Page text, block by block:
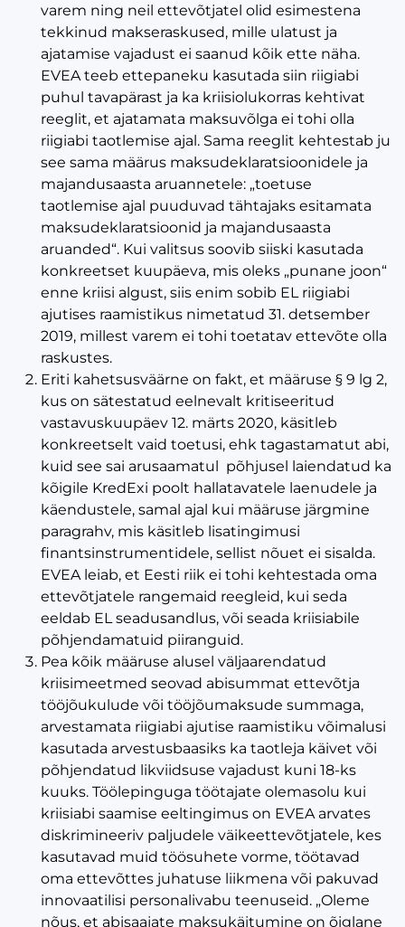
varem ning neil ettevõtjatel olid esimestena
tekkinud makseraskused, mille ulatust ja
ajatamise vajadust ei saanud kõik ette näha.
EVEA teeb ettepaneku kasutada siin riigiabi
puhul tavapärast ja ka kriisiolukorras kehtivat
reeglit, et ajatamata maksuvõlga ei tohi olla
riigiabi taotlemise ajal. Sama reeglit kehtestab ju
see sama määrus maksudeklaratsioonidele ja
majandusaasta aruannetele: „toetuse
taotlemise ajal puuduvad tähtajaks esitamata
maksudeklaratsioonid ja majandusaasta
aruanded“. Kui valitsus soovib siiski kasutada
konkreetset kuupäeva, mis oleks „punane joon“
enne kriisi algust, siis enim sobib EL riigiabi
ajutises raamistikus nimetatud 31. detsember
2019, millest varem ei tohi toetatav ettevõte olla
raskustes.
Eriti kahetsusväärne on fakt, et määruse § 9 lg 2,
kus on sätestatud eelnevalt kritiseeritud
vastavuskuupäev 12. märts 2020, käsitleb
konkreetselt vaid toetusi, ehk tagastamatut abi,
kuid see sai arusaamatul põhjusel laiendatud ka
kõigile KredExi poolt hallatavatele laenudele ja
käendustele, samal ajal kui määruse järgmine
paragrahv, mis käsitleb lisatingimusi
finantsinstrumentidele, sellist nõuet ei sisalda.
EVEA leiab, et Eesti riik ei tohi kehtestada oma
ettevõtjatele rangemaid reegleid, kui seda
eeldab EL seadusandlus, või seada kriisiabile
põhjendamatuid piiranguid.
Pea kõik määruse alusel väljaarendatud
kriisimeetmed seovad abisummat ettevõtja
tööjõukulude või tööjõumaksude summaga,
arvestamata riigiabi ajutise raamistiku võimalusi
kasutada arvestusbaasiks ka taotleja käivet või
põhjendatud likviidsuse vajadust kuni 18-ks
kuuks. Töölepinguga töötajate olemasolu kui
kriisiabi saamise eeltingimus on EVEA arvates
diskrimineeriv paljudele väikeettevõtjatele, kes
kasutavad muid töösuhete vorme, töötavad
oma ettevõttes juhatuse liikmena või pakuvad
innovaatilisi personalivabu teenuseid. „Oleme
nõus, et abisaajate maksukäitumine on õiglane